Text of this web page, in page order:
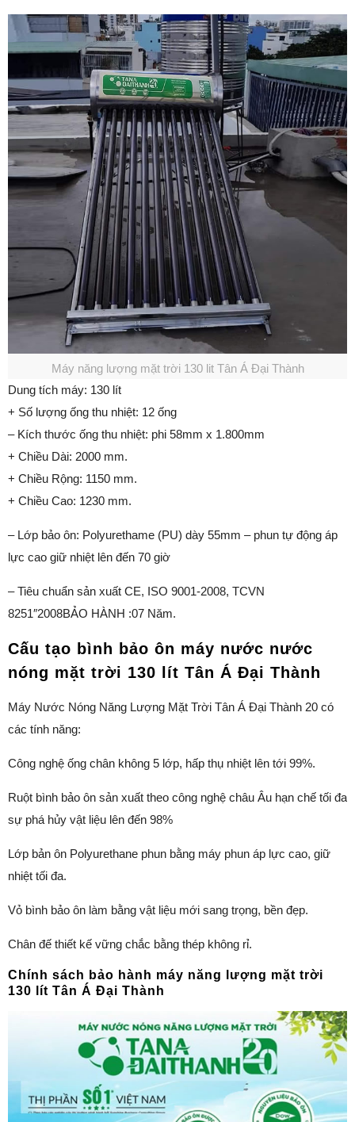
Máy năng lượng mặt trời 130 lit Tân Á Đại Thành
Dung tích máy: 130 lít
+ Số lượng ống thu nhiệt: 12 ống
– Kích thước ống thu nhiệt: phi 58mm x 1.800mm
+ Chiều Dài: 2000 mm.
+ Chiều Rộng: 1150 mm.
+ Chiều Cao: 1230 mm.
– Lớp bảo ôn: Polyurethame (PU) dày 55mm – phun tự động áp
lực cao giữ nhiệt lên đến 70 giờ
– Tiêu chuẩn sản xuất CE, ISO 9001-2008, TCVN
8251″2008BẢO HÀNH :07 Năm.
Cấu tạo bình bảo ôn máy nước nước
nóng mặt trời 130 lít Tân Á Đại Thành
Máy Nước Nóng Năng Lượng Mặt Trời Tân Á Đại Thành 20 có
các tính năng:
Công nghệ ống chân không 5 lớp, hấp thụ nhiệt lên tới 99%.
Ruột bình bảo ôn sản xuất theo công nghệ châu Âu hạn chế tối đa
sự phá hủy vật liệu lên đến 98%
Lớp bản ôn Polyurethane phun bằng máy phun áp lực cao, giữ
nhiệt tối đa.
Vỏ bình bảo ôn làm bằng vật liệu mới sang trọng, bền đẹp.
Chân đế thiết kế vững chắc bằng thép không rỉ.
Chính sách bảo hành máy năng lượng mặt trời
130 lít Tân Á Đại Thành